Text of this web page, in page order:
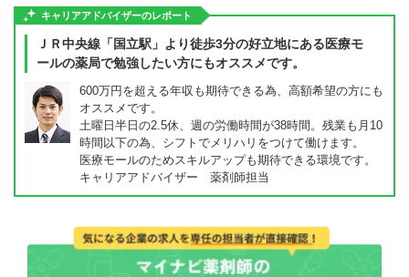
キャリアアドバイザーのレポート
ＪＲ中央線「国立駅」より徒歩3分の好立地にある医療モ
ールの薬局で勉強したい方にもオススメです。
600万円を超える年収も期待できる為、高額希望の方にも
オススメです。
土曜日半日の2.5休、週の労働時間が38時間。残業も月10
時間以下の為、シフトでメリハリをつけて働けます。
医療モールのためスキルアップも期待できる環境です。
キャリアアドバイザー 薬剤師担当